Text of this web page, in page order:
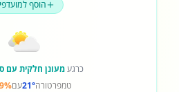
הוסף
כרגעמעונן חלקית עם
טמפרטורה21°עם